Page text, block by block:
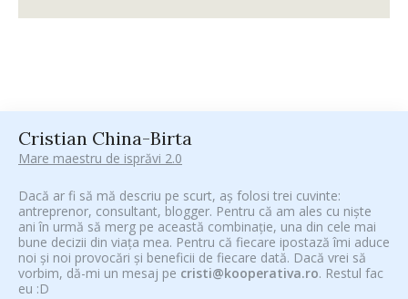
Cristian China-Birta
Mare maestru de isprăvi 2.0
Dacă ar fi să mă descriu pe scurt, aș folosi trei cuvinte:
antreprenor, consultant, blogger. Pentru că am ales cu niște
ani în urmă să merg pe această combinație, una din cele mai
bune decizii din viața mea. Pentru că fiecare ipostază îmi aduce
noi și noi provocări și beneficii de fiecare dată. Dacă vrei să
vorbim, dă-mi un mesaj pe cristi@kooperativa.ro. Restul fac
eu :D